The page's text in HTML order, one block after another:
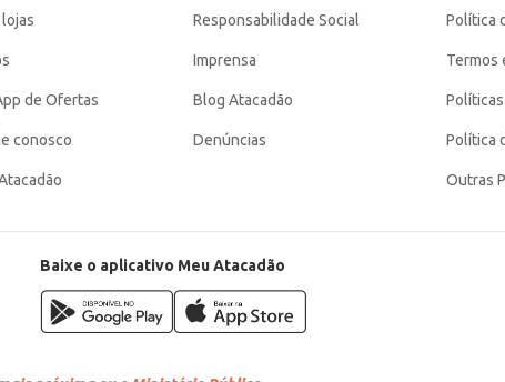
de Ofertas
conosco
Responsabilidade Social
Imprensa
Blog Atacadão
Denúncias
Política
Termos
Política
Outras
Baixe o aplicativo Meu Atacadão